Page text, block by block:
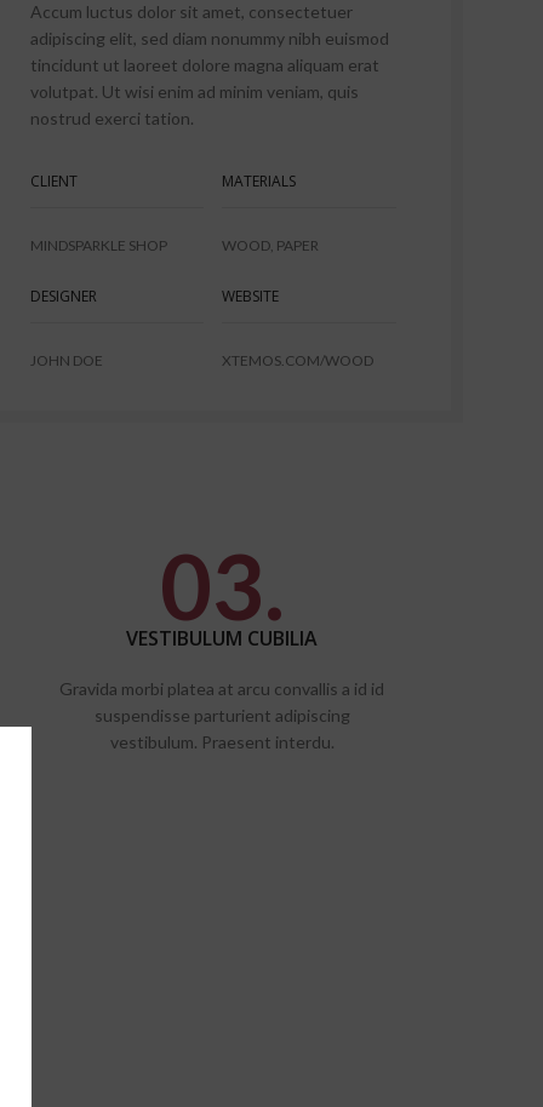
Accum luctus dolor sit amet, consectetuer
adipiscing elit, sed diam nonummy nibh euismod
tincidunt ut laoreet dolore magna aliquam erat
volutpat. Ut wisi enim ad minim veniam, quis
nostrud exerci tation.
CLIENT
MINDSPARKLE SHOP
DESIGNER
JOHN DOE
MATERIALS
WOOD, PAPER
WEBSITE
XTEMOS.COM/WOOD
03.
VESTIBULUM CUBILIA
Gravida morbi platea at arcu convallis a id id
suspendisse parturient adipiscing
vestibulum. Praesent interdu.